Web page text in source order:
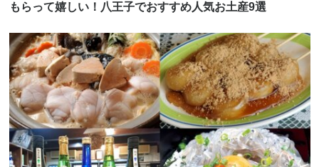
もらって嬉しい！八王子でおすすめ人気お土産9選